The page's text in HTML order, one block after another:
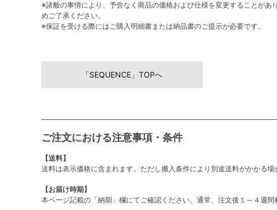
※諸般の事情により、予告なく商品の価格および仕様を変更することがあ
めご了承ください。
※保証を受ける際にはご購入明細書または納品書のご提示が必要です。
「SEQUENCE」TOPへ
ご注文における注意事項・条件
【送料】
送料は表示価格に含まれます。ただし搬入条件により別途送料がかかる
【お届け時期】
本ページ記載の「納期」欄にてご確認ください。通常、注文後１～４週